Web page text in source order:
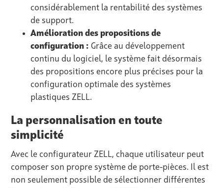
considérablement la rentabilité des systèmes
de support.
Amélioration des propositions de
configuration : Grâce au développement
continu du logiciel, le système fait désormais
des propositions encore plus précises pour la
configuration optimale des systèmes
plastiques ZELL.
La personnalisation en toute
simplicité
Avec le configurateur ZELL, chaque utilisateur peut
composer son propre système de porte-pièces. Il est
non seulement possible de sélectionner différentes